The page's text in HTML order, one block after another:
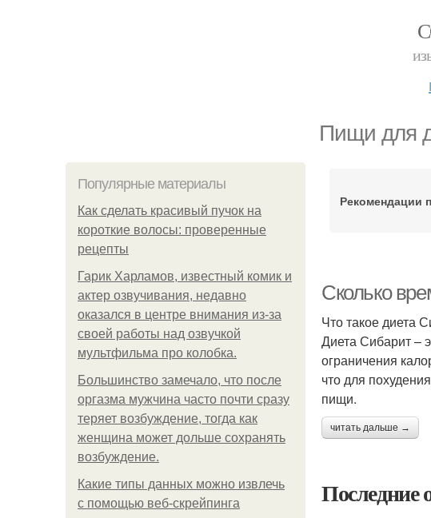
Пищи для
Популярные материалы
Как сделать красивый пучок на
короткие волосы: проверенные
рецепты
Гарик Харламов, известный комик и
актер озвучивания, недавно
оказался в центре внимания из-за
своей работы над озвучкой
мультфильма про колобка.
Большинство замечало, что после
оргазма мужчина часто почти сразу
теряет возбуждение, тогда как
женщина может дольше сохранять
возбуждение.
Какие типы данных можно извлечь
с помощью веб-скрейпинга
Рекомендации
Сколько
Что такое диета
Диета Сибарит –
ограничения
что для
пищи.
читать дальше →
Последние